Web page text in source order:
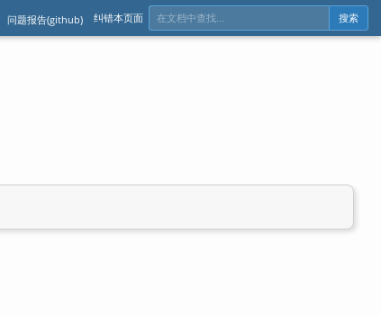
问题报告(github) 纠错本页面 搜索